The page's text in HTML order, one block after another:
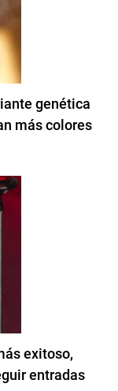
genética
más colores
exitoso,
entradas